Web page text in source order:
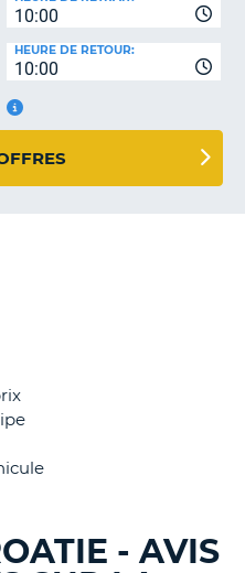
10:00
10:00
HEURE DE RETOUR:
Voiture
neuve,
personnel
efficace
- AVIS